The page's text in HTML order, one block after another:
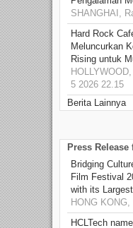
SHANGHAI,
Hard Rock
Meluncurkan
Rising untuk
5 2026 22.15
Berita Lainnya
Press
Bridging
Film Festival
with its
HONG
HCLTech